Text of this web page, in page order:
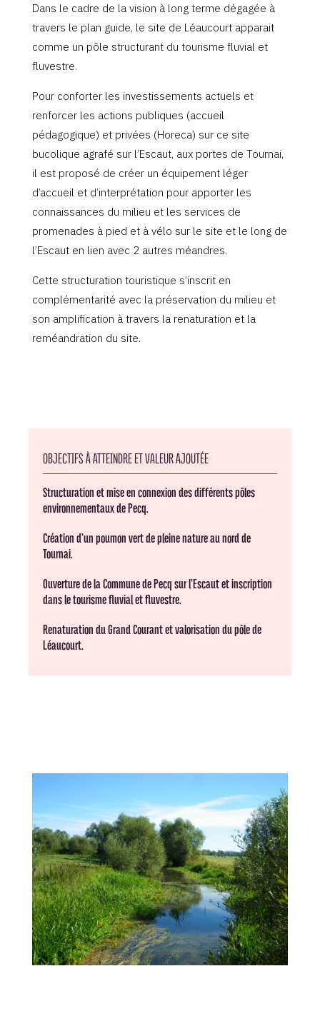
Dans le cadre de la vision à long terme dégagée à
travers le plan guide, le site de Léaucourt apparait
comme un pôle structurant du tourisme fluvial et
fluvestre.
Pour conforter les investissements actuels et
renforcer les actions publiques (accueil
pédagogique) et privées (Horeca) sur ce site
bucolique agrafé sur l’Escaut, aux portes de Tournai,
il est proposé de créer un équipement léger
d’accueil et d’interprétation pour apporter les
connaissances du milieu et les services de
promenades à pied et à vélo sur le site et le long de
l’Escaut en lien avec 2 autres méandres.
Cette structuration touristique s’inscrit en
complémentarité avec la préservation du milieu et
son amplification à travers la renaturation et la
reméandration du site.
OBJECTIFS À ATTEINDRE ET VALEUR AJOUTÉE
Structuration et mise en connexion des différents pôles
environnementaux de Pecq.
Création d’un poumon vert de pleine nature au nord de
Tournai.
Ouverture de la Commune de Pecq sur l’Escaut et inscription
dans le tourisme fluvial et fluvestre.
Renaturation du Grand Courant et valorisation du pôle de
Léaucourt.